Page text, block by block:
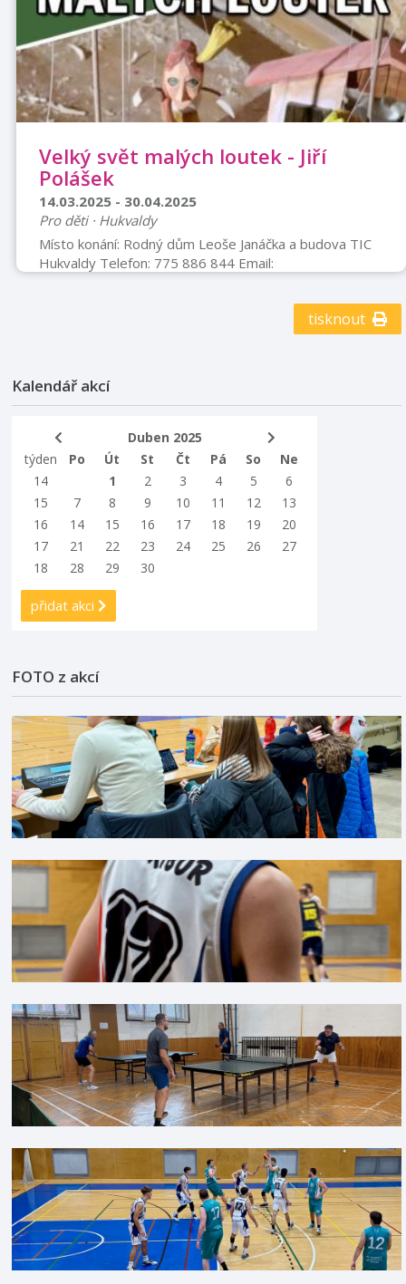
Velký svět malých loutek - Jiří
Polášek
14.03.2025 - 30.04.2025
Pro děti · Hukvaldy
Místo konání: Rodný dům Leoše Janáčka a budova TIC
Hukvaldy Telefon: 775 886 844 Email:
Název pořadatele TIC Hukvaldy Typ akce Výstava
tisknout
Kalendář akcí
Duben 2025
týden
Po Út St Čt Pá So
Ne
14
1 2 3 4 5
6
15
7 8 9 10 11 12
13
16
14 15 16 17 18 19
20
17
21 22 23 24 25 26
27
18
28 29 30
přidat akci
FOTO z akcí